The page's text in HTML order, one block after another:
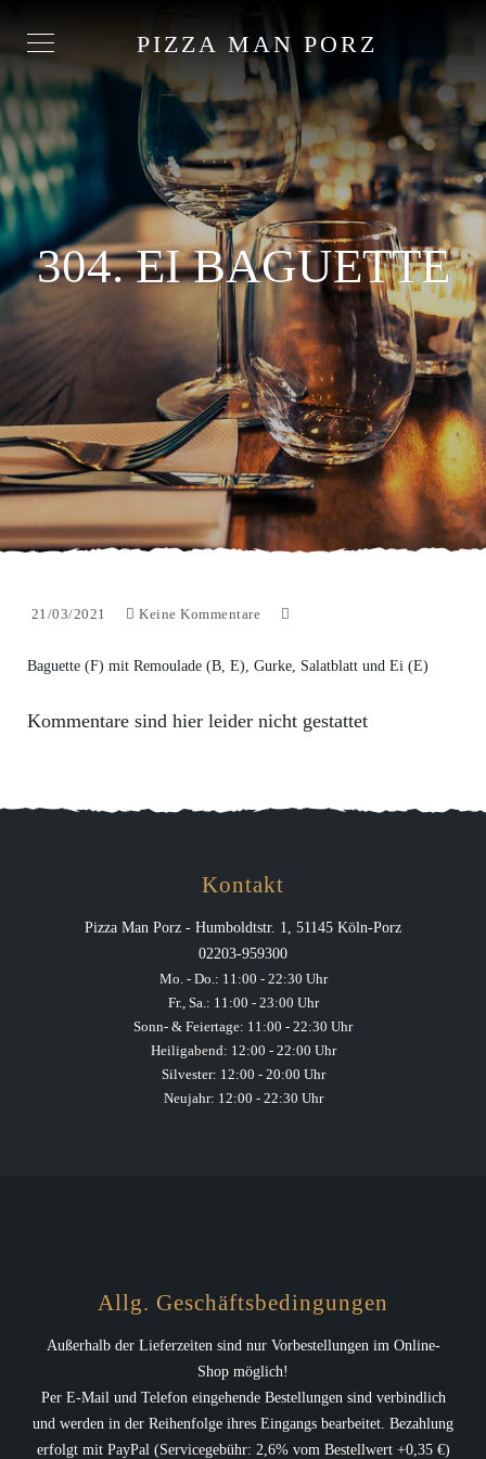
PIZZA MAN PORZ
304. EI BAGUETTE
21/03/2021 Keine Kommentare
Baguette (F) mit Remoulade (B, E), Gurke, Salatblatt und Ei (E)
Kommentare sind hier leider nicht gestattet
Kontakt
Pizza Man Porz - Humboldtstr. 1, 51145 Köln-Porz
02203-959300
Mo. - Do.: 11:00 - 22:30 Uhr
Fr., Sa.: 11:00 - 23:00 Uhr
Sonn- & Feiertage: 11:00 - 22:30 Uhr
Heiligabend: 12:00 - 22:00 Uhr
Silvester: 12:00 - 20:00 Uhr
Neujahr: 12:00 - 22:30 Uhr
Allg. Geschäftsbedingungen
Außerhalb der Lieferzeiten sind nur Vorbestellungen im Online-
Shop möglich!
Per E-Mail und Telefon eingehende Bestellungen sind verbindlich
und werden in der Reihenfolge ihres Eingangs bearbeitet. Bezahlung
erfolgt mit PayPal (Servicegebühr: 2,6% vom Bestellwert +0,35 €)